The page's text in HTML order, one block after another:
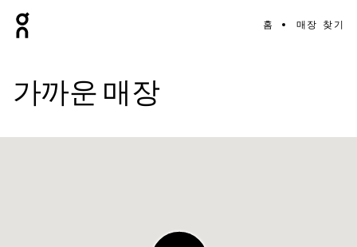
홈 매장 찾기
가까운 매장